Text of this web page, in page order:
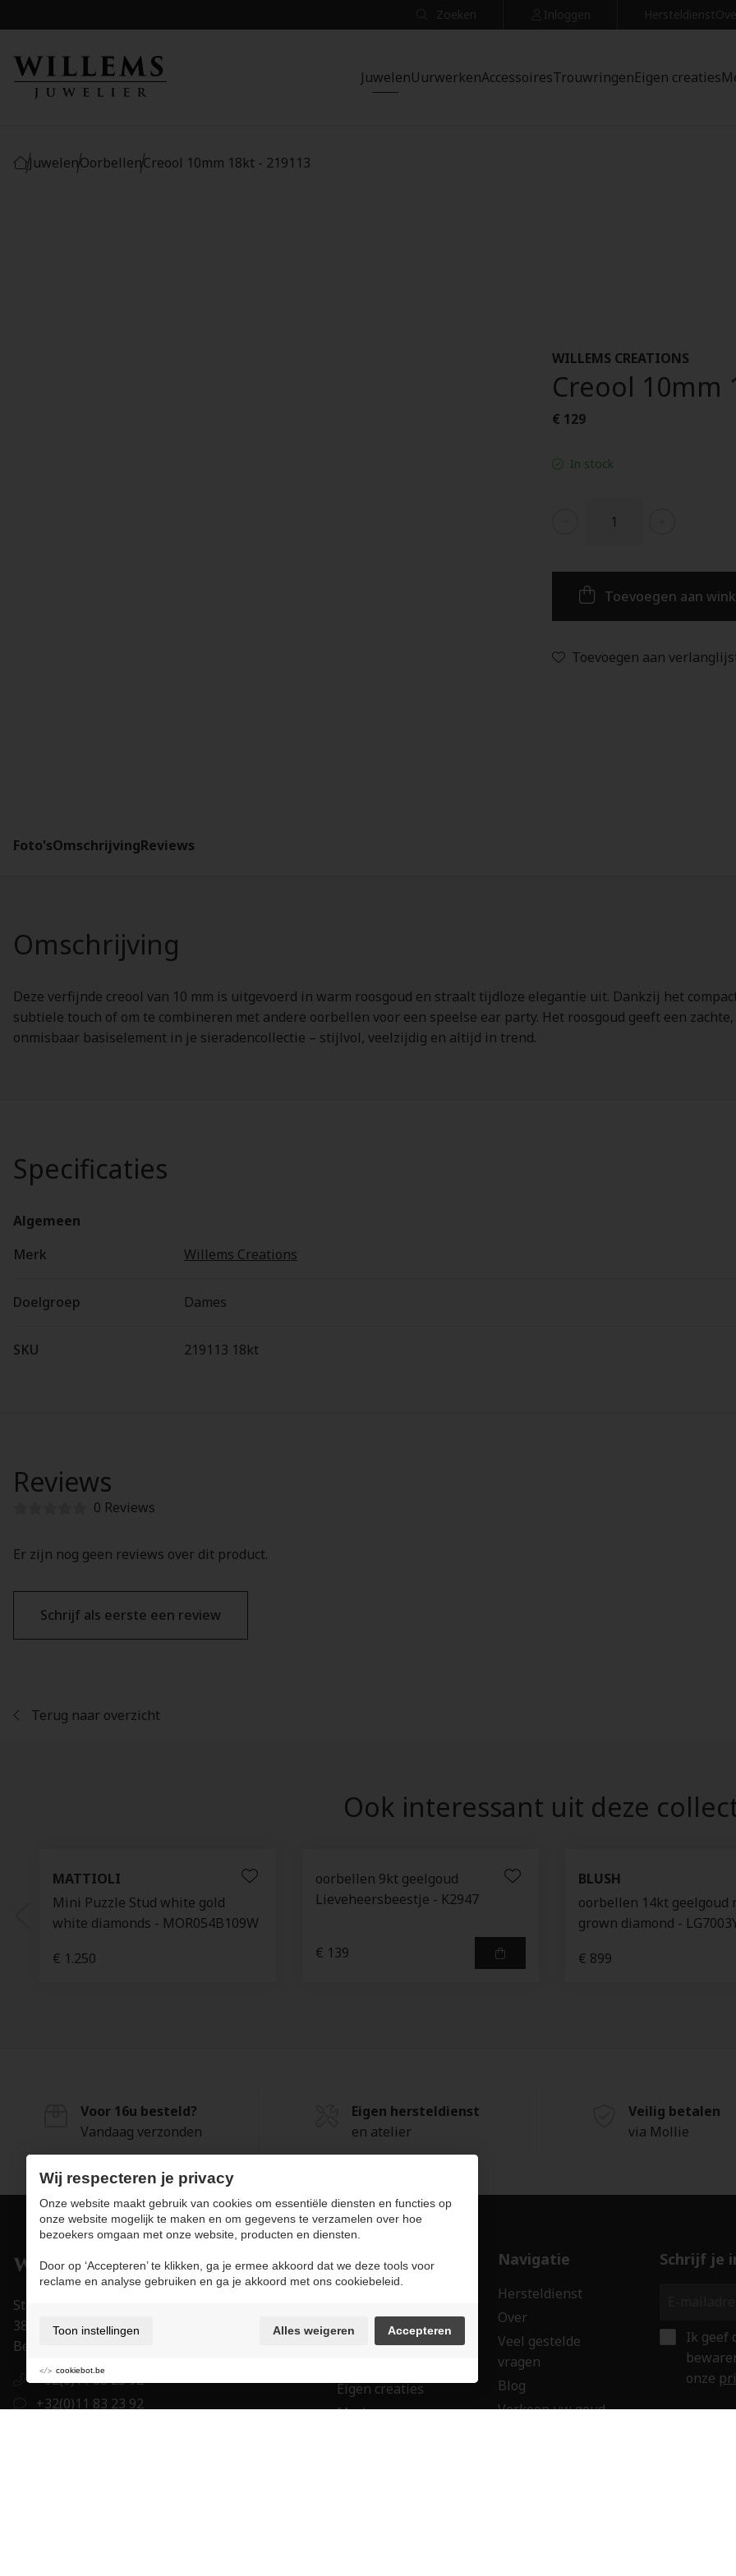
Zoeken Inloggen Hersteldienst
JuwelenUurwerkenAccessoiresTrouwringenEigen creaties
JuwelenOorbellenCreool 10mm 18kt - 219113
WILLEMS CREATIONS
Creool 10mm
€ 129
In stock
Toevoegen aan
Toevoegen aan
Foto'sOmschrijvingReviews
Omschrijving
Deze verfijnde creool van 10 mm is uitgevoerd in warm roosgoud en straalt tijdloze elegantie uit. Dankzij het
subtiele touch of om te combineren met andere oorbellen voor een speelse ear party. Het roosgoud geeft een
onmisbaar basiselement in je sieradencollectie – stijlvol, veelzijdig en altijd in trend.
Specificaties
Algemeen
Merk
Willems Creations
Doelgroep Dames
SKU 219113 18kt
Reviews
0 Reviews
Er zijn nog geen reviews over dit product.
Schrijf als eerste een review
Terug naar overzicht
Ook interessant uit deze
MATTIOLI
Mini Puzzle Stud white gold
white diamonds - MOR054B109W
€ 1.250
oorbellen 9kt geelgoud
Lieveheersbeestje - K2947
€ 139
BLUSH
oorbellen 14kt geelgoud
grown diamond -
€ 899
Voor 16u besteld?
Vandaag verzonden
Eigen hersteldienst
en atelier
Veilig betalen
via Mollie
Stapelstraat 15-17
3800 Sint-Truiden
België
+32(0)11 83 23 92
+32(0)11 83 23 92
Producten
Uurwerken
Accessoires
Eigen creaties
Merken
Navigatie
Hersteldienst
Over
Veel gestelde
vragen
Blog
Verkoop uw goud
Schrijf je
Ik geef
onze
Wij respecteren je privacy
Onze website maakt gebruik van cookies om essentiële diensten en functies op
onze website mogelijk te maken en om gegevens te verzamelen over hoe
bezoekers omgaan met onze website, producten en diensten.
Door op ‘Accepteren’ te klikken, ga je ermee akkoord dat we deze tools voor
reclame en analyse gebruiken en ga je akkoord met ons cookiebeleid.
Toon instellingen Alles weigeren Accepteren
cookiebot.be